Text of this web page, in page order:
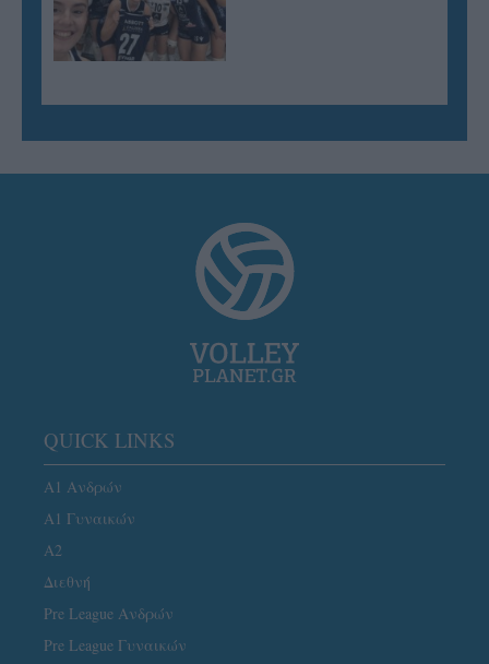
QUICK LINKS
Α1 Ανδρών
Α1 Γυναικών
A2
Διεθνή
Pre League Ανδρών
Pre League Γυναικών